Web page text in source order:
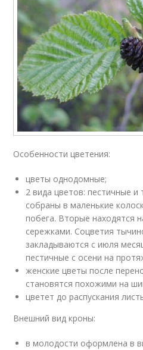
Особенности цветения:
цветы однодомные;
2 вида цветов: пестичные
собраны в маленькие
побега. Вторые находятся
сережками. Соцветия
закладываются с июля
пестичные с осени на
женские цветы после
становятся похожими на
цветет до распускания
Внешний вид кроны:
в молодости оформлена в